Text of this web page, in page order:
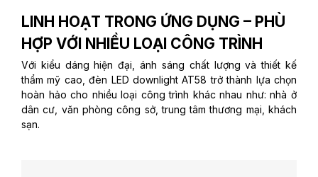
LINH HOẠT TRONG ỨNG DỤNG – PHÙ
HỢP VỚI NHIỀU LOẠI CÔNG TRÌNH
Với kiểu dáng hiện đại, ánh sáng chất lượng và thiết kế
thẩm mỹ cao, đèn LED downlight AT58 trở thành lựa chọn
hoàn hảo cho nhiều loại công trình khác nhau như: nhà ở
dân cư, văn phòng công sở, trung tâm thương mại, khách
sạn.